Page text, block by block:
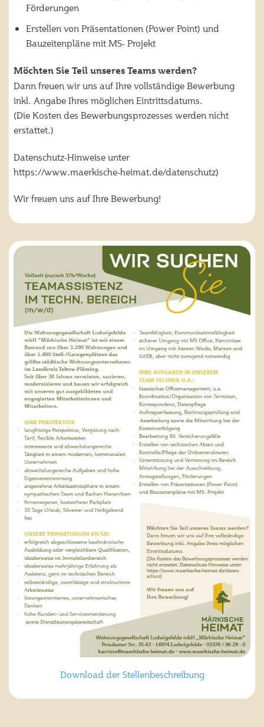
Förderungen
Erstellen von Präsentationen (Power Point) und
Bauzeitenpläne mit MS- Projekt
Möchten Sie Teil unseres Teams werden?
Dann freuen wir uns auf Ihre vollständige Bewerbung
inkl. Angabe Ihres möglichen Eintrittsdatums.
(Die Kosten des Bewerbungsprozesses werden nicht
erstattet.)
Datenschutz-Hinweise unter
https://www.maerkische-heimat.de/datenschutz)
Wir freuen uns auf Ihre Bewerbung!
Download der Stellenbeschreibung